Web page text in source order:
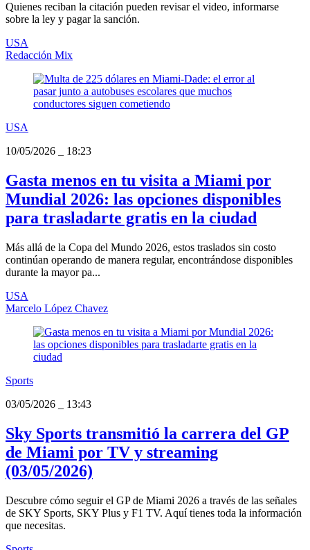
Quienes reciban la citación pueden revisar el video, informarse
sobre la ley y pagar la sanción.
USA
Redacción Mix
USA
10/05/2026
18:23
Gasta menos en tu visita a Miami por
Mundial 2026: las opciones disponibles
para trasladarte gratis en la ciudad
Más allá de la Copa del Mundo 2026, estos traslados sin costo
continúan operando de manera regular, encontrándose disponibles
durante la mayor pa...
USA
Marcelo López Chavez
Sports
03/05/2026
13:43
Sky Sports transmitió la carrera del GP
de Miami por TV y streaming
(03/05/2026)
Descubre cómo seguir el GP de Miami 2026 a través de las señales
de SKY Sports, SKY Plus y F1 TV. Aquí tienes toda la información
que necesitas.